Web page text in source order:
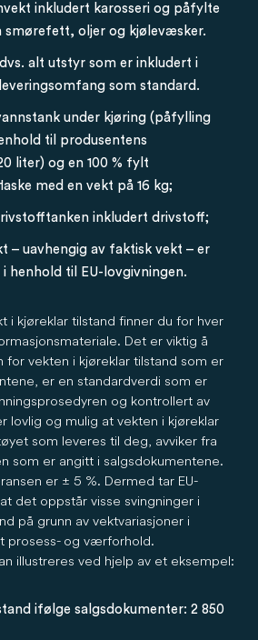
inkludert karosseri og påfylte
smørefett, oljer og kjølevæsker.
alt utstyr som er inkludert i
som standard.
under kjøring (påfylling
til produsentens
liter) og en 100 % fylt
med en vekt på 16 kg;
inkludert drivstoff;
– uavhengig av faktisk vekt – er
henhold til EU-lovgivningen.
i kjøreklar tilstand finner du for hver
Det er viktig å
for vekten i kjøreklar tilstand som er
er en standardverdi som er
og kontrollert av
lovlig og mulig at vekten i kjøreklar
som leveres til deg, avviker fra
som er angitt i salgsdokumentene.
er ± 5 %. Dermed tar EU-
det oppstår visse svingninger i
på grunn av vektvariasjoner i
prosess- og værforhold.
illustreres ved hjelp av et eksempel:
ifølge salgsdokumenter: 2 850